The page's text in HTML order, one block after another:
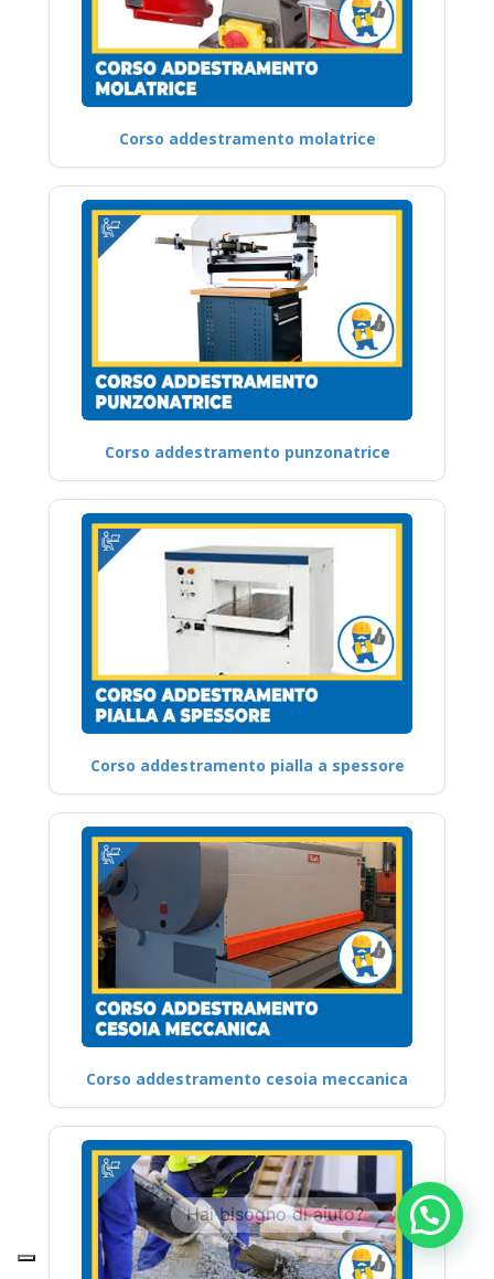
Corso addestramento molatrice
Corso addestramento punzonatrice
Corso addestramento pialla a spessore
Corso addestramento cesoia meccanica